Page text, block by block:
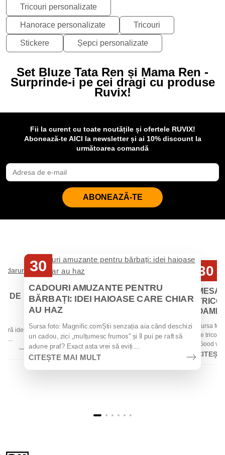
Tricouri personalizate
Hanorace personalizate Tricouri
Stickere Șepci personalizate
Set Bluze Tata Ren și Mama Ren -
Surprinde-i pe cei dragi cu produse
Ruvix!
Fii la curent cu toate noutățile și ofertele RUVIX!
Abonează-te AICI la newsletter și ai 10% discount la
următoarea comandă
ABONEAZĂ-TE
DE
idei
30
CADOURI AMUZANTE PENTRU
BĂRBAȚI: IDEI HAIOASE CARE CHIAR
AU HAZ
Sursa foto: Magnific.comȘtii senzația aia când deschizi
un cadou, zici „mulțumesc frumos" și îl pui pe raft să
adune praf? Exact asta vrei să eviți....
CITEȘTE MAI MULT
30
Sursa
de
„Good